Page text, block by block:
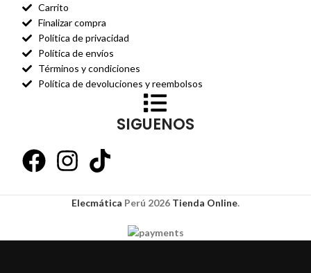
Carrito
Finalizar compra
Política de privacidad
Política de envíos
Términos y condiciones
Política de devoluciones y reembolsos
SIGUENOS
Elecmática Perú 2026 Tienda Online.